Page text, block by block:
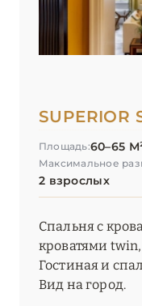
SUPERIOR
Площадь:60–65
Максимальное
2 взрослых
Спальня с
кроватями
Гостиная и
Вид на город.